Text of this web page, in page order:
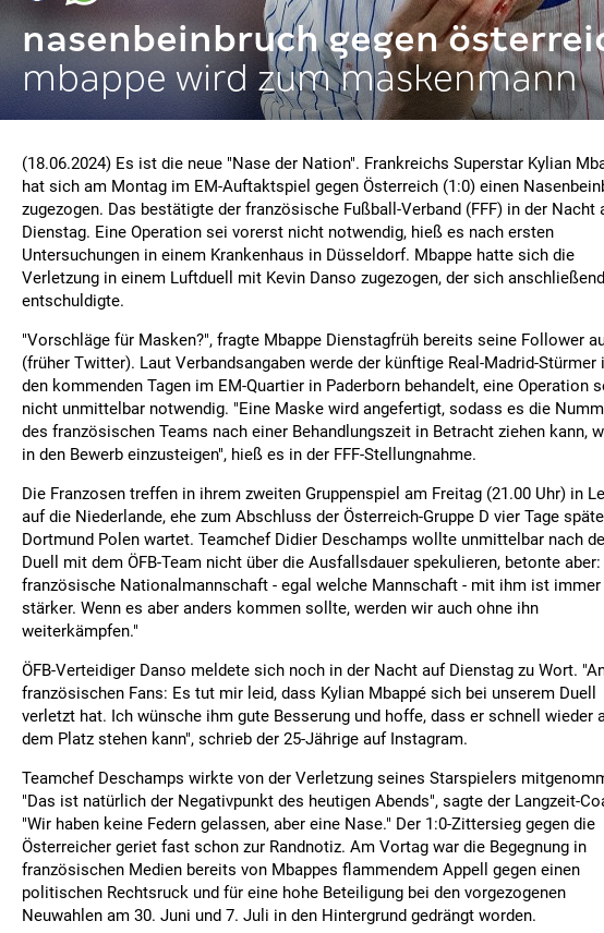
nasenbeinbruch gegen
mbappe wird zum maskenmann
(18.06.2024) Es ist die neue "Nase der Nation". Frankreichs Superstar Kylian
hat sich am Montag im EM-Auftaktspiel gegen Österreich (1:0) einen
zugezogen. Das bestätigte der französische Fußball-Verband (FFF) in der Nacht
Dienstag. Eine Operation sei vorerst nicht notwendig, hieß es nach ersten
Untersuchungen in einem Krankenhaus in Düsseldorf. Mbappe hatte sich die
Verletzung in einem Luftduell mit Kevin Danso zugezogen, der sich anschließend
entschuldigte.
"Vorschläge für Masken?", fragte Mbappe Dienstagfrüh bereits seine Follower
(früher Twitter). Laut Verbandsangaben werde der künftige Real-Madrid-Stürmer
den kommenden Tagen im EM-Quartier in Paderborn behandelt, eine Operation
nicht unmittelbar notwendig. "Eine Maske wird angefertigt, sodass es die
des französischen Teams nach einer Behandlungszeit in Betracht ziehen kann,
in den Bewerb einzusteigen", hieß es in der FFF-Stellungnahme.
Die Franzosen treffen in ihrem zweiten Gruppenspiel am Freitag (21.00 Uhr) in
auf die Niederlande, ehe zum Abschluss der Österreich-Gruppe D vier Tage
Dortmund Polen wartet. Teamchef Didier Deschamps wollte unmittelbar nach
Duell mit dem ÖFB-Team nicht über die Ausfallsdauer spekulieren, betonte aber:
französische Nationalmannschaft - egal welche Mannschaft - mit ihm ist immer
stärker. Wenn es aber anders kommen sollte, werden wir auch ohne ihn
weiterkämpfen."
ÖFB-Verteidiger Danso meldete sich noch in der Nacht auf Dienstag zu Wort.
französischen Fans: Es tut mir leid, dass Kylian Mbappé sich bei unserem Duell
verletzt hat. Ich wünsche ihm gute Besserung und hoffe, dass er schnell wieder
dem Platz stehen kann", schrieb der 25-Jährige auf Instagram.
Teamchef Deschamps wirkte von der Verletzung seines Starspielers
"Das ist natürlich der Negativpunkt des heutigen Abends", sagte der Langzeit-
"Wir haben keine Federn gelassen, aber eine Nase." Der 1:0-Zittersieg gegen die
Österreicher geriet fast schon zur Randnotiz. Am Vortag war die Begegnung in
französischen Medien bereits von Mbappes flammendem Appell gegen einen
politischen Rechtsruck und für eine hohe Beteiligung bei den vorgezogenen
Neuwahlen am 30. Juni und 7. Juli in den Hintergrund gedrängt worden.